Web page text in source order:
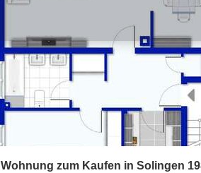
Wohnung zum Kaufen in Solingen